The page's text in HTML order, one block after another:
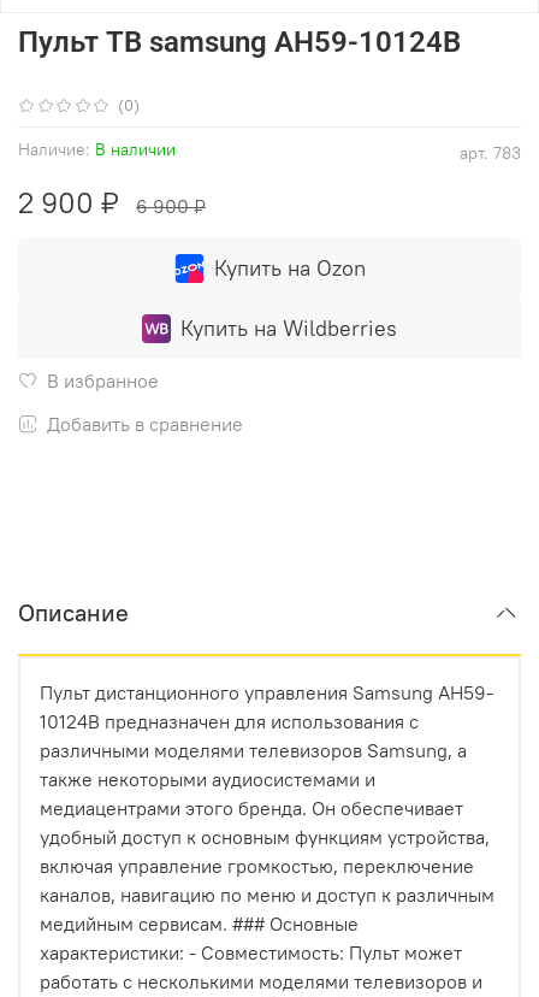
(0)
арт. 783
Наличие: В наличии
Пульт ТВ samsung AH59-10124B
2 900 ₽ 6 900 ₽
Купить на Ozon
Купить на Wildberries
В избранное
Добавить в сравнение
Описание
Пульт дистанционного управления Samsung AH59-
10124B предназначен для использования с
различными моделями телевизоров Samsung, а
также некоторыми аудиосистемами и
медиацентрами этого бренда. Он обеспечивает
удобный доступ к основным функциям устройства,
включая управление громкостью, переключение
каналов, навигацию по меню и доступ к различным
медийным сервисам. ### Основные
характеристики: - Совместимость: Пульт может
работать с несколькими моделями телевизоров и